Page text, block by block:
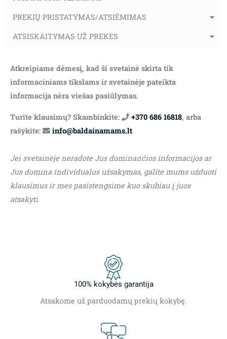
PREKIŲ PRISTATYMAS/ATSIĖMIMAS
ATSISKAITYMAS UŽ PREKES
Atkreipiame dėmesį, kad ši svetainė skirta tik
informaciniams tikslams ir svetainėje pateikta
informacija nėra viešas pasiūlymas.
Turite klausimų? Skambinkite: +370 686 16818, arba
rašykite:
info@baldainamams.lt
Jei svetainėje neradote Jus dominančios informacijos ar
Jus domina individualus užsakymas, galite mums užduoti
klausimus ir mes pasistengsime kuo skubiau į juos
atsakyti.
100% kokybės garantija
Atsakome už parduodamų prekių kokybę.